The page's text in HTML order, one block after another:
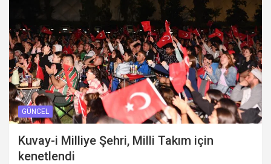
GÜNCEL
Kuvay-i Milliye Şehri, Milli Takım için
kenetlendi